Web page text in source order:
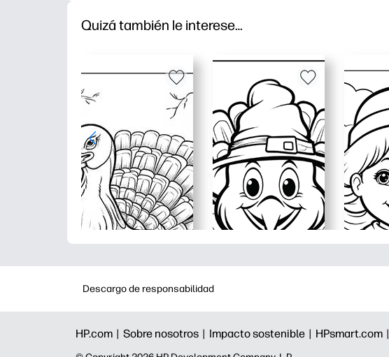
Quizá también le interese…
Descargo de responsabilidad
HP.com | Sobre nosotros | Impacto sostenible | HPsmart.com |